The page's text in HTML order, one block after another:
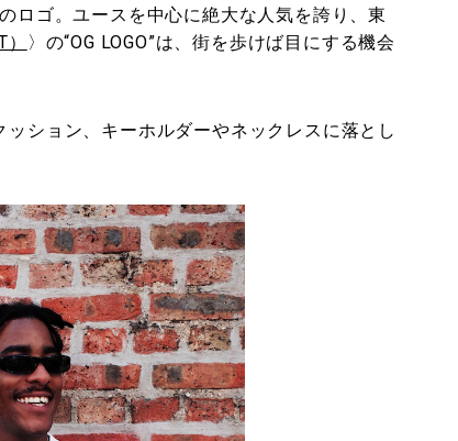
ロゴ。ユースを中心に絶大な人気を誇り、東
〉の“OG LOGO”は、街を歩けば目にする機会
ッション、キーホルダーやネックレスに落とし